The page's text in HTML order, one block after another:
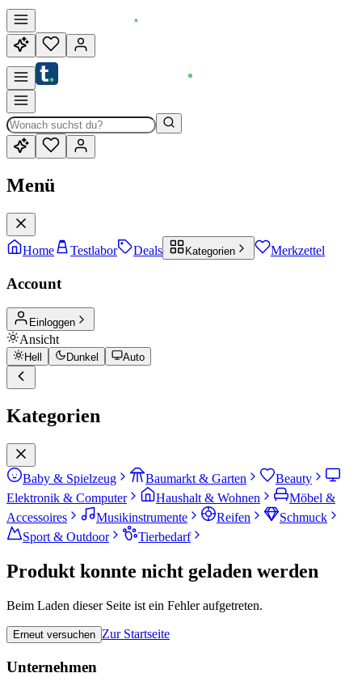
Menü
Home Testlabor Deals Kategorien Merkzettel
Account
Einloggen
Ansicht
Hell Dunkel Auto
Kategorien
Baby & Spielzeug Baumarkt & Garten
Beauty
Elektronik & Computer
Haushalt & Wohnen
Möbel &
Accessoires
Musikinstrumente Reifen
Schmuck
Sport & Outdoor
Tierbedarf
Produkt konnte nicht geladen werden
Beim Laden dieser Seite ist ein Fehler aufgetreten.
Erneut versuchen Zur Startseite
Unternehmen